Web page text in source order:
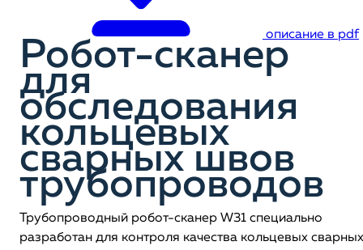
описание в pdf
Робот-сканер
для
обследования
кольцевых
сварных швов
трубопроводов
Трубопроводный робот-сканер W31 специально
разработан для контроля качества кольцевых сварных